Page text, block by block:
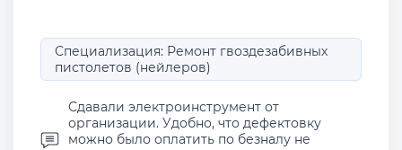
Специализация: Ремонт гвоздезабивных
пистолетов (нейлеров)
Сдавали электроинструмент от
организации. Удобно, что дефектовку
можно было оплатить по безналу не